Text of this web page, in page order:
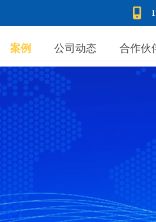
案例 公司动态 合作伙